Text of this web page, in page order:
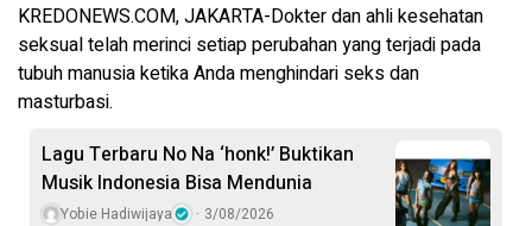
KREDONEWS.COM, JAKARTA-Dokter dan ahli kesehatan
seksual telah merinci setiap perubahan yang terjadi pada
tubuh manusia ketika Anda menghindari seks dan
masturbasi.
Lagu Terbaru No Na ‘honk!’ Buktikan
Musik Indonesia Bisa Mendunia
Yobie Hadiwijaya 3/08/2026